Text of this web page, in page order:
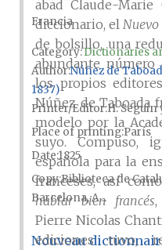
abad Claude-Marie
diccionario, el
de bolsillo, una
abundante número
los propios
Núñez de Taboada
modelo por la
suyo. Compuso,
española para la
franceses, así
hablar bien francés,
Pierre Nicolas
ediciones tuvo,
Francia
Category:Dictionaries
AuthorNúñez de
1837)
Printer/EditorH. Seguin
Place of printingParís
Date1825
CopyBiblioteca de
Barcelona, A...
Nouveau